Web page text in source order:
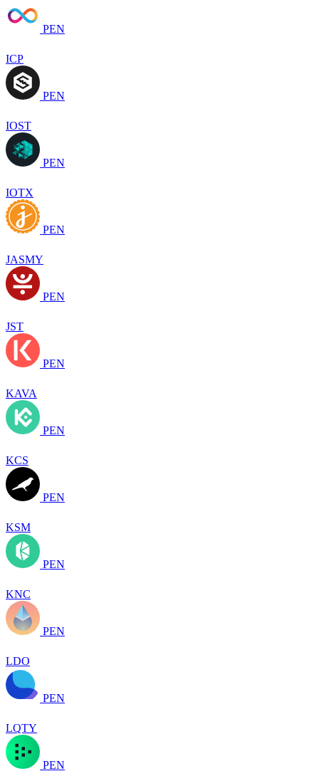
PEN
ICP
PEN
IOST
PEN
IOTX
PEN
JASMY
PEN
JST
PEN
KAVA
PEN
KCS
PEN
KSM
PEN
KNC
PEN
LDO
PEN
LQTY
PEN